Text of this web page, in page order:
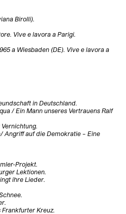
Birolli).
Vive e lavora a Parigi.
a Wiesbaden (DE). Vive e lavora a
in Deutschland.
/ Ein Mann unseres Vertrauens Ralf
Angriff auf die Demokratie – Eine
Projekt.
Lektionen.
ihre Lieder.
Kreuz.